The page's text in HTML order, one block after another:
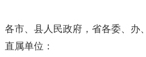
各市、县人民政府，省各委、办
直属单位：